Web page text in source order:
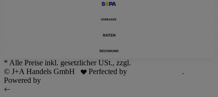
* Alle Preise inkl. gesetzlicher USt., zzgl.
© J+A Handels GmbH
Perfected by
.
Powered by